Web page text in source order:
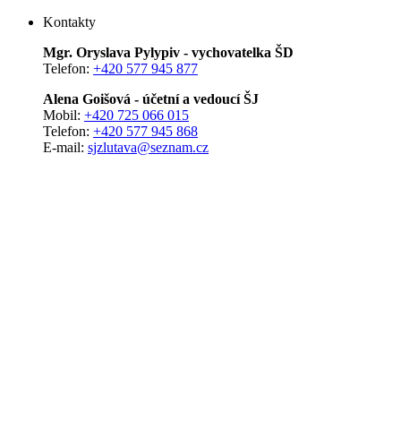
Kontakty
Mgr. Oryslava Pylypiv - vychovatelka ŠD
Telefon: +420 577 945 877
Alena Goišová - účetní a vedoucí ŠJ
Mobil: +420 725 066 015
Telefon: +420 577 945 868
E-mail: sjzlutava@seznam.cz